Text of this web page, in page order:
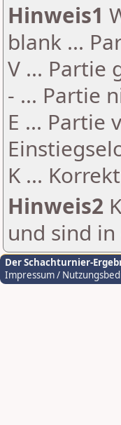
Hinweis1
blank ...
V ... Partie
- ... Partie
E ... Partie
K ...
Hinweis2
und sind
Der Schachturnier-
Impressum /